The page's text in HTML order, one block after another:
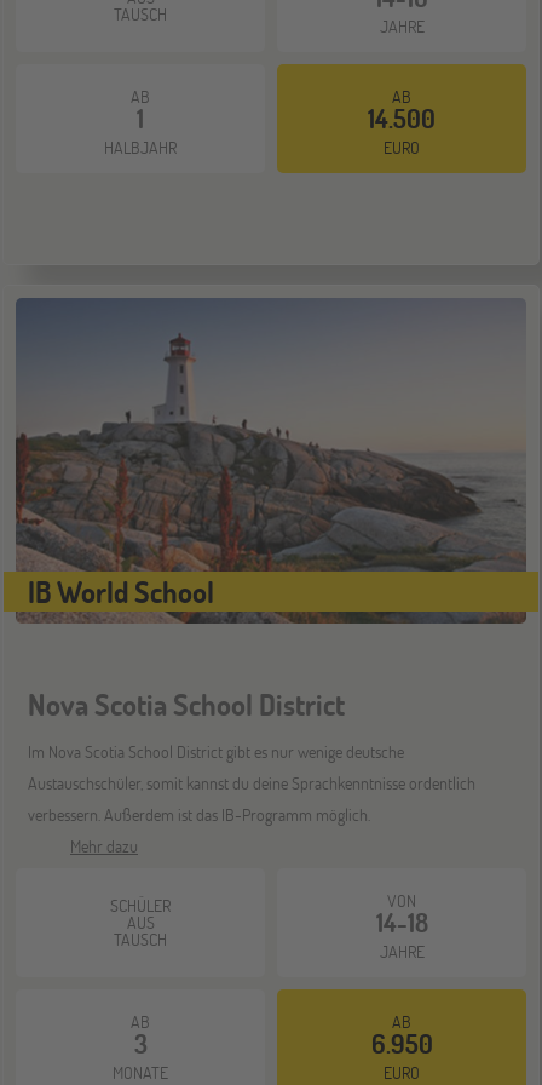
Jugendbildungsmesse JuBi
28
OKT
ONLINE
Schüleraustausch-Infoabend (Ozeanien)
07
NOV
Bochum
Jugendbildungsmesse JuBi
07 Berlin
Jugendbildungsmesse JuBi
11 ONLINE
TAUSCH
JAHRE
AB
1
HALBJAHR
AB
14.500
EURO
IB World School
Nova Scotia School District
Im Nova Scotia School District gibt es nur wenige deutsche
Austauschschüler, somit kannst du deine Sprachkenntnisse ordentlich
verbessern. Außerdem ist das IB-Programm möglich.
Mehr dazu
SCHÜLER
AUS
TAUSCH
VON
14-18
JAHRE
AB
3
MONATE
AB
6.950
EURO